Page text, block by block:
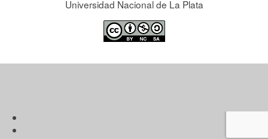
Universidad Nacional de La Plata